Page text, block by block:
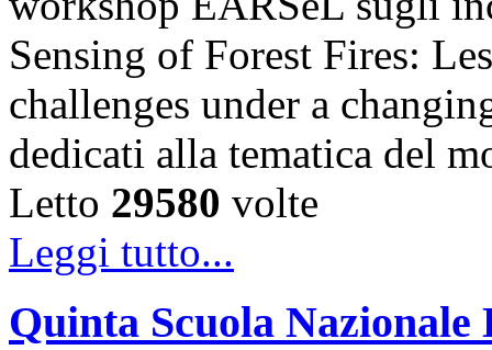
Sensing of Forest Fires:
challenges under a
dedicati alla tematica del
Letto 29580 volte
Leggi tutto...
Quinta Scuola